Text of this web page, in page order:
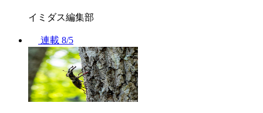
イミダス編集部
連載 8/5